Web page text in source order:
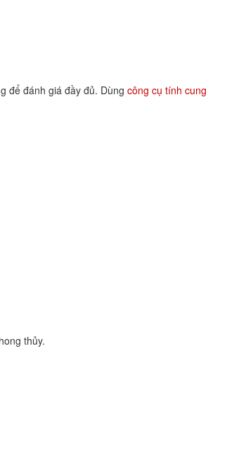
để đánh giá đầy đủ. Dùng công cụ tính cung
thủy.